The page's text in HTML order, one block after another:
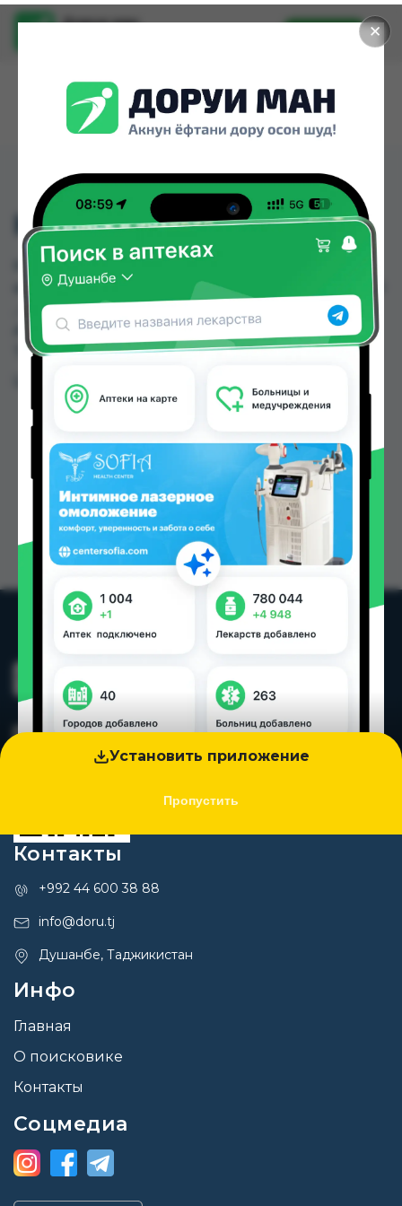
✕
Установить приложение
Пропустить
Доруи ман
Установить
КУКУРУЗА 50Г
КУКУРУЗА 50Г можно купить или заказать в
аптеках, Абубакри Карим, Авиценна, АЗИЗ ВАКО
, Алишер-К, Аптека + 24/7, Аптека Алфавит,
Аптека оптовый 24 по цене от 3.50 TJS до 8.10
TJS в Душанбе и других городах Таджикистана
Цена: от3.50 TJS
Контакты
+992 44 600 38 88
info@doru.tj
Душанбе, Таджикистан
Инфо
Главная
О поисковике
Контакты
Соцмедиа